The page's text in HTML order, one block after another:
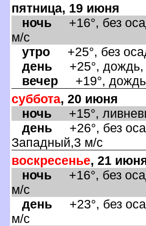
пятница, 19 июня
ночь +16°, без
м/с
утро +25°, без
день +25°, дождь,
ечер +19°, дождь,
суббота, 20 июня
ночь +15°,
день +26°, без
Западный,3 м/с
оскресенье, 21
ночь +16°, без
м/с
день +23°, без
м/с